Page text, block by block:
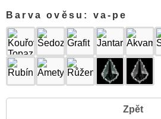
Barva ověsu: va-pe
Zpět